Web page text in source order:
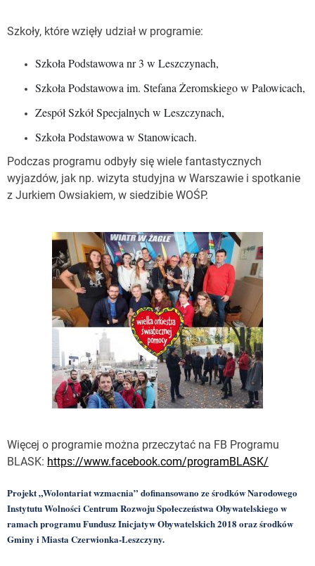
Szkoły, które wzięły udział w programie:
Szkoła Podstawowa nr 3 w Leszczynach,
Szkoła Podstawowa im. Stefana Żeromskiego w Palowicach,
Zespół Szkół Specjalnych w Leszczynach,
Szkoła Podstawowa w Stanowicach.
Podczas programu odbyły się wiele fantastycznych
wyjazdów, jak np. wizyta studyjna w Warszawie i spotkanie
z Jurkiem Owsiakiem, w siedzibie WOŚP.
Więcej o programie można przeczytać na FB Programu
BLASK: https://www.facebook.com/programBLASK/
Projekt „Wolontariat wzmacnia” dofinansowano ze środków Narodowego
Instytutu Wolności Centrum Rozwoju Społeczeństwa Obywatelskiego w
ramach programu Fundusz Inicjatyw Obywatelskich 2018 oraz środków
Gminy i Miasta Czerwionka-Leszczyny.